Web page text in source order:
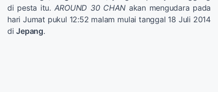
di pesta itu. AROUND 30 CHAN akan mengudara pada
hari Jumat pukul 12:52 malam mulai tanggal 18 Juli 2014
diJepang.